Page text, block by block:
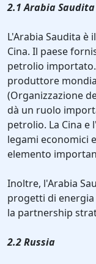
2.1 Arabia Saudita
L'Arabia Saudita
Cina. Il paese
petrolio
produttore
(Organizzazione
dà un ruolo
petrolio. La Cina e
legami economici
elemento
Inoltre, l'Arabia
progetti di
la partnership
2.2 Russia